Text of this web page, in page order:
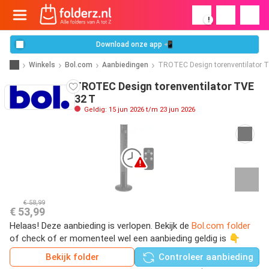
!
Download onze app 📲
Winkels Bol.com Aanbiedingen TROTEC Design torenventilator
TROTEC Design torenventilator TVE
32 T
Geldig: 15 jun 2026 t/m 23 jun 2026
€ 58,99
€ 53,99
Helaas! Deze aanbieding is verlopen. Bekijk de Bol.com folder
of check of er momenteel wel een aanbieding geldig is 👇
Bekijk folder
Controleer aanbieding